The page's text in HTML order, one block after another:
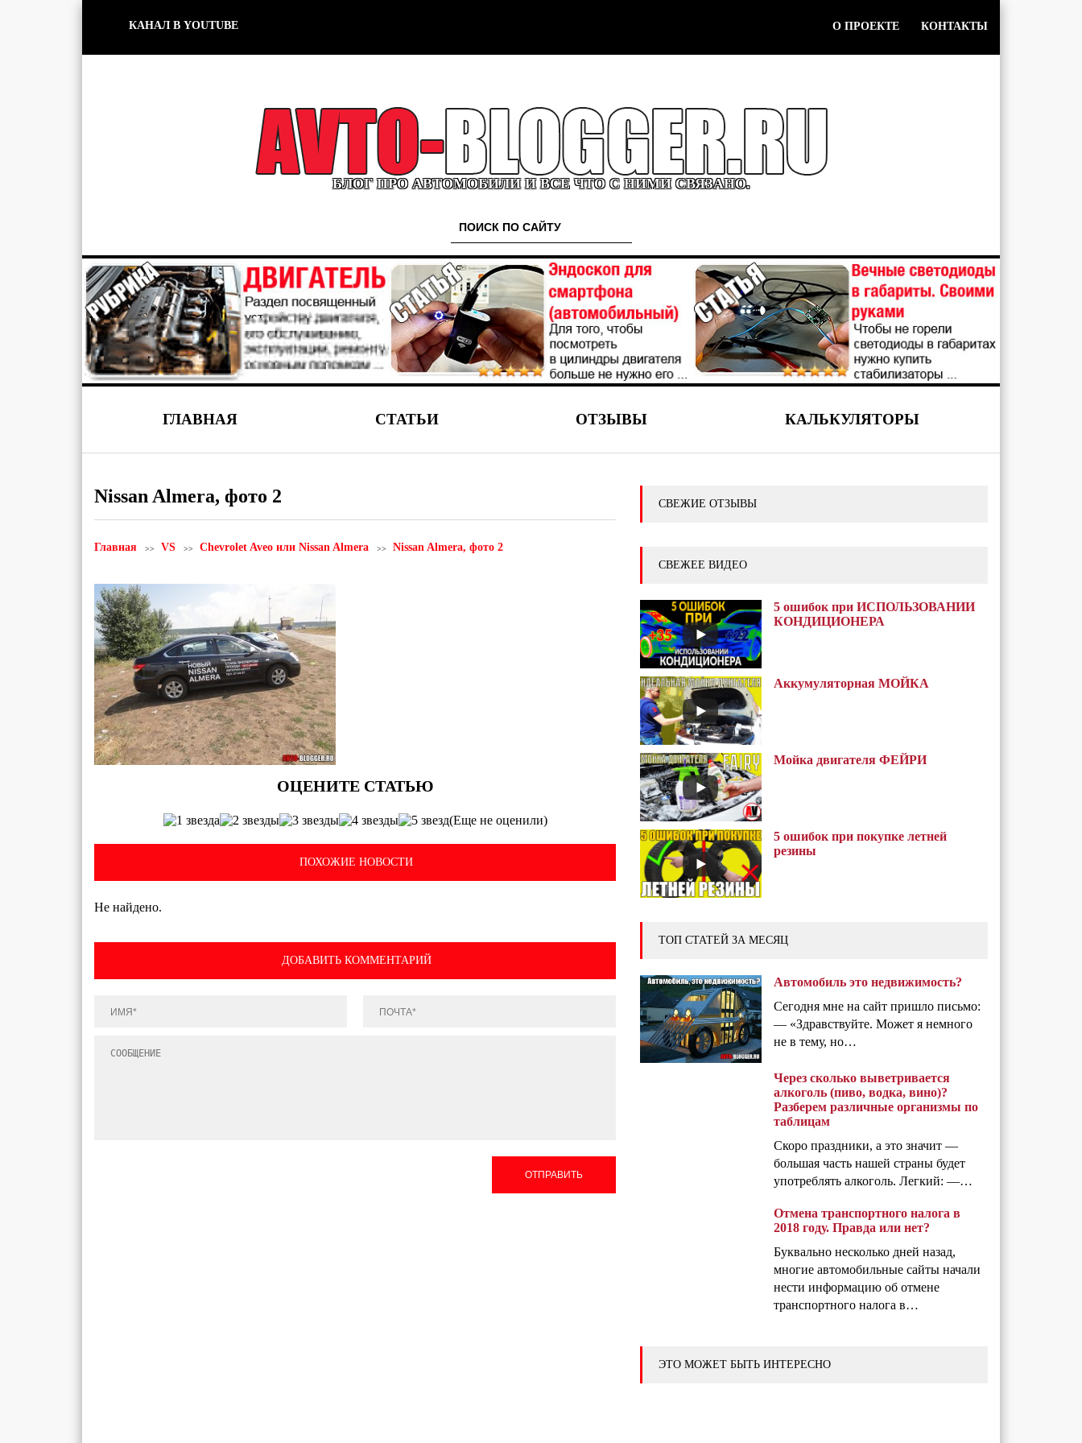
КАНАЛ В YOUTUBE О ПРОЕКТЕ КОНТАКТЫ
БЛОГ ПРО АВТОМОБИЛИ И ВСЕ ЧТО С НИМИ СВЯЗАНО.
ГЛАВНАЯ СТАТЬИ ОТЗЫВЫ КАЛЬКУЛЯТОРЫ
Nissan Almera, фото 2
Главная VS Chevrolet Aveo или Nissan Almera Nissan Almera, фото 2
(Еще не оценили)
ПОХОЖИЕ НОВОСТИ
Не найдено.
ДОБАВИТЬ КОММЕНТАРИЙ
ОТПРАВИТЬ
СВЕЖИЕ ОТЗЫВЫ
СВЕЖЕЕ ВИДЕО
5 ошибок при ИСПОЛЬЗОВАНИИ
КОНДИЦИОНЕРА
Аккумуляторная МОЙКА
Мойка двигателя ФЕЙРИ
5 ошибок при покупке летней
резины
ТОП СТАТЕЙ ЗА МЕСЯЦ
Автомобиль это недвижимость?
Сегодня мне на сайт пришло письмо:
— «Здравствуйте. Может я немного
не в тему, но…
Через сколько выветривается
алкоголь (пиво, водка, вино)?
Разберем различные организмы по
таблицам
Скоро праздники, а это значит —
большая часть нашей страны будет
употреблять алкоголь. Легкий: —…
Отмена транспортного налога в
2018 году. Правда или нет?
Буквально несколько дней назад,
многие автомобильные сайты начали
нести информацию об отмене
транспортного налога в…
ЭТО МОЖЕТ БЫТЬ ИНТЕРЕСНО